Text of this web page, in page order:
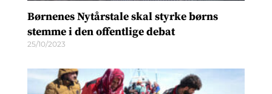
Børnenes Nytårstale skal styrke børns
stemme i den offentlige debat
25/10/2023